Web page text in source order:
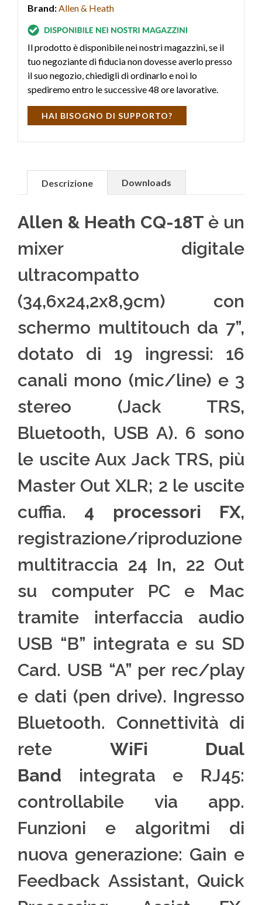
Brand:Allen & Heath
Il prodotto è disponibile nei nostri magazzini, se il
tuo negoziante di fiducia non dovesse averlo presso
il suo negozio, chiedigli di ordinarlo e noi lo
spediremo entro le successive 48 ore lavorative.
HAI BISOGNO DI SUPPORTO?
Descrizione Downloads
Allen & Heath CQ-18T è un
mixer digitale
ultracompatto
(34,6x24,2x8,9cm) con
schermo multitouch da 7”,
dotato di 19 ingressi: 16
canali mono (mic/line) e 3
stereo (Jack TRS,
Bluetooth, USB A). 6 sono
le uscite Aux Jack TRS, più
Master Out XLR; 2 le uscite
cuffia. 4 processori FX,
registrazione/riproduzione
multitraccia 24 In, 22 Out
su computer PC e Mac
tramite interfaccia audio
USB “B” integrata e su SD
Card. USB “A” per rec/play
e dati (pen drive). Ingresso
Bluetooth. Connettività di
rete WiFi Dual
Band integrata e RJ45:
controllabile via app.
Funzioni e algoritmi di
nuova generazione: Gain e
Feedback Assistant, Quick